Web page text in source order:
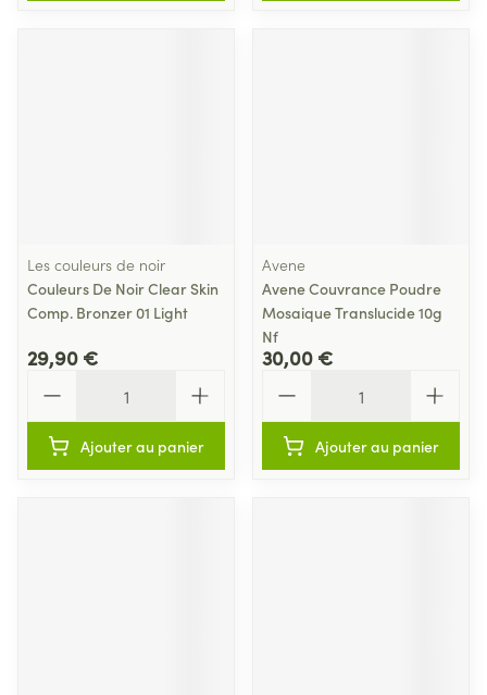
Les couleurs de noir
Couleurs De Noir Clear Skin
Comp. Bronzer 01 Light
29,90 €
Ajouter au panier
Avene
Avene Couvrance Poudre
Mosaique Translucide 10g
Nf
30,00 €
Ajouter au panier